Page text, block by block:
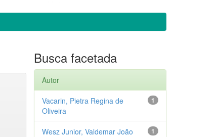
Busca facetada
Autor
1
Vacarin, Pietra Regina de
Oliveira
1
Wesz Junior, Valdemar João